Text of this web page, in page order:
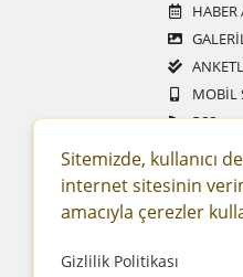
HABER
MOBIL
RSS
Sitemizde, kullanıcı
internet sitesinin
amacıyla çerezler
Gizlilik Politikası